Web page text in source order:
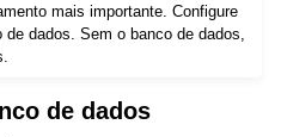
mais importante. Configure
dados. Sem o banco de dados,
de dados